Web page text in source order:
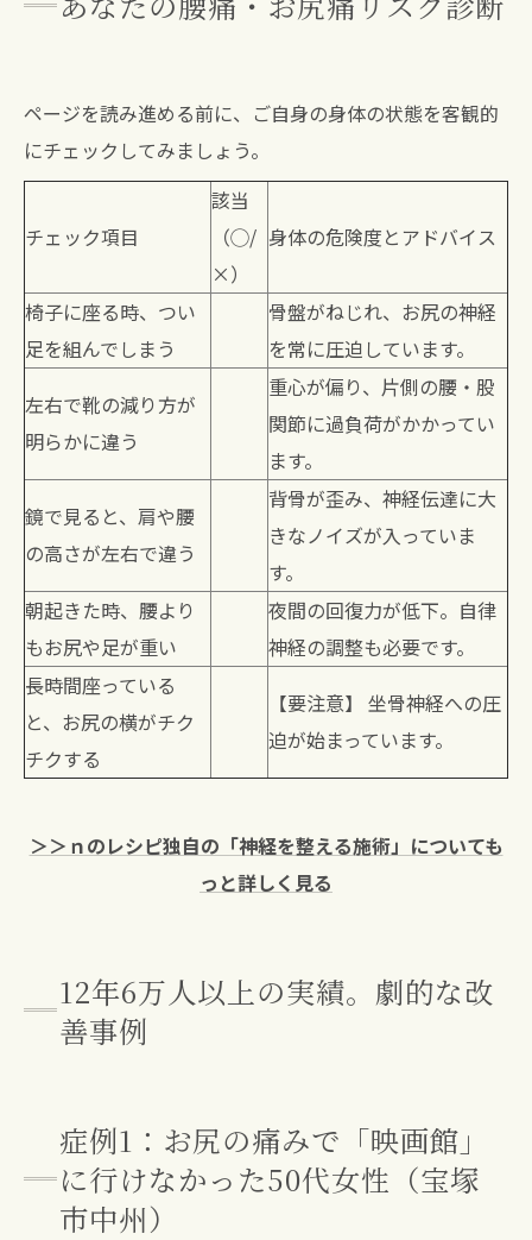
ページを読み進める前に、ご自身の身体の状態を客観的
にチェックしてみましょう。
チェック項目
該当
（◯/
×）
身体の危険度とアドバイス
椅子に座る時、つい
足を組んでしまう
骨盤がねじれ、お尻の神経
を常に圧迫しています。
左右で靴の減り方が
明らかに違う
重心が偏り、片側の腰・股
関節に過負荷がかかってい
ます。
鏡で見ると、肩や腰
の高さが左右で違う
背骨が歪み、神経伝達に大
きなノイズが入っていま
す。
朝起きた時、腰より
もお尻や足が重い
夜間の回復力が低下。自律
神経の調整も必要です。
長時間座っている
と、お尻の横がチク
チクする
【要注意】 坐骨神経への圧
迫が始まっています。
＞＞ｎのレシピ独自の「神経を整える施術」についても
っと詳しく見る
12年6万人以上の実績。劇的な改
善事例
症例1：お尻の痛みで「映画館」
に行けなかった50代女性（宝塚
市中州）